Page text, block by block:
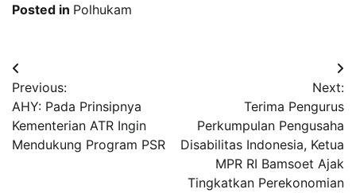
Posted in Polhukam
Navigasi
pos
Previous:
AHY: Pada Prinsipnya
Kementerian ATR Ingin
Mendukung Program PSR
Next:
Terima Pengurus
Perkumpulan Pengusaha
Disabilitas Indonesia, Ketua
MPR RI Bamsoet Ajak
Tingkatkan Perekonomian